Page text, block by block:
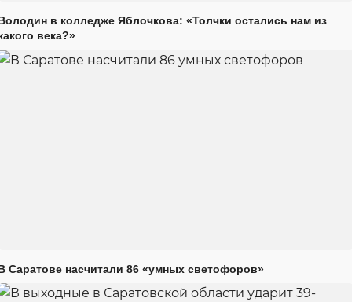
в колледже Яблочкова: «Толчки остались нам из
века?»
Саратове насчитали 86 «умных светофоров»